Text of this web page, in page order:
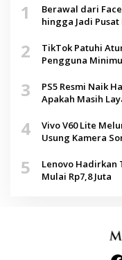
1
Berawal dari
hingga Jadi
2
TikTok Patuhi
Pengguna
3
PS5 Resmi Naik
Apakah Masih
4
Vivo V60 Lite
Usung Kamera
5
Lenovo Hadirkan
Mulai Rp7,8 Juta